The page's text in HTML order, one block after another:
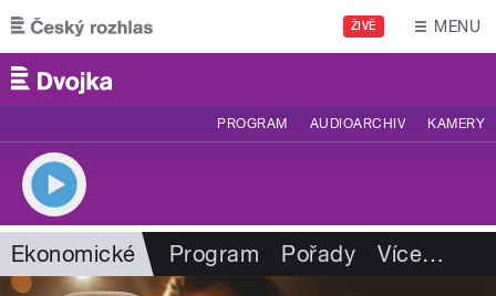
Přejít k hlavnímu obsahu
ŽIVĚ MENU
PROGRAM AUDIOARCHIV KAMERY
Ekonomické Program Pořady Více…